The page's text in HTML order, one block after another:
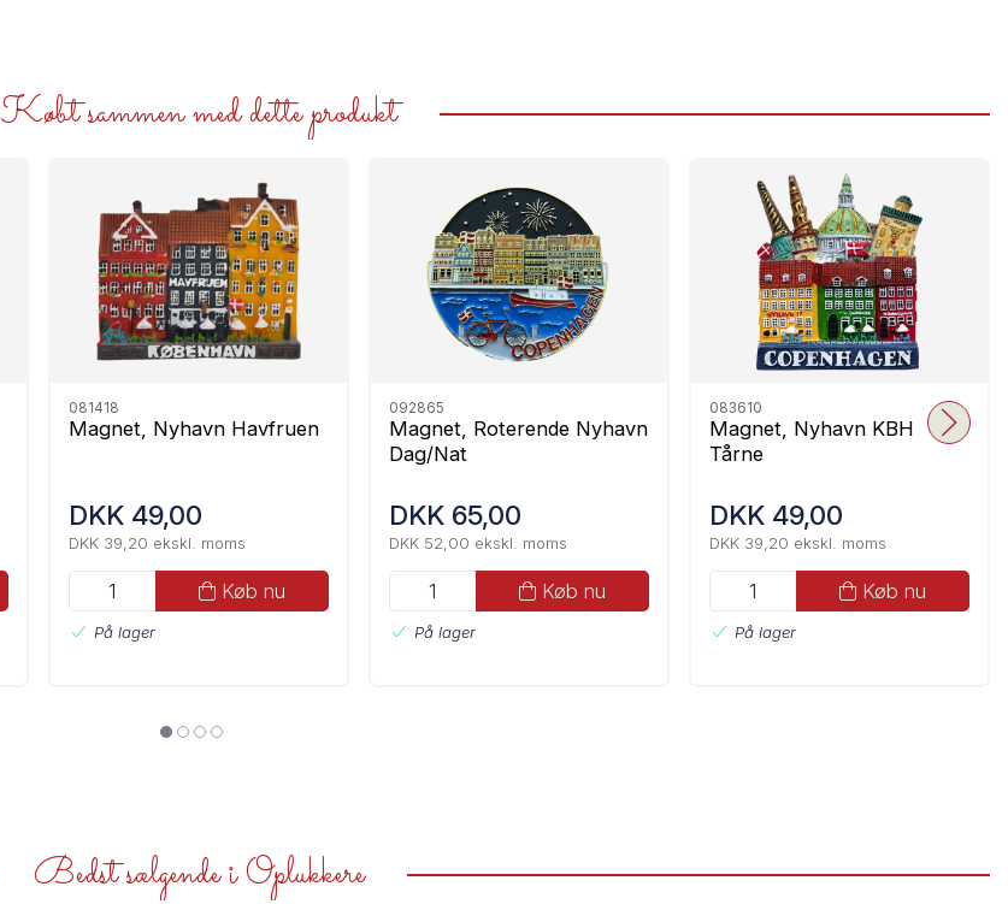
Købt sammen med dette produkt
081418
Magnet, Nyhavn Havfruen
DKK 49,00
DKK 39,20 ekskl. moms
Køb nu
På lager
092865
Magnet, Roterende Nyhavn
Dag/Nat
DKK 65,00
DKK 52,00 ekskl. moms
Køb nu
På lager
083610
Magnet, Nyhavn KBH
Tårne
DKK 49,00
DKK 39,20 ekskl. moms
Køb nu
På lager
Bedst sælgende i Oplukkere